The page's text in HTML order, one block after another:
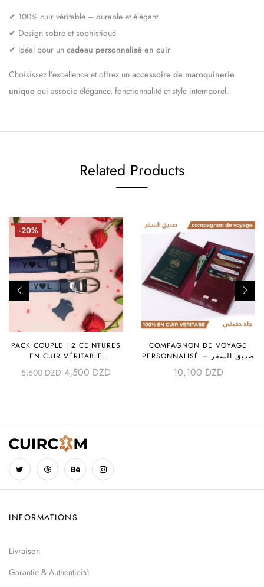
✔ 100% cuir véritable – durable et élégant
✔ Design sobre et sophistiqué
✔ Idéal pour un cadeau personnalisé en cuir
Choisissez l’excellence et offrez un accessoire de maroquinerie
unique qui associe élégance, fonctionnalité et style intemporel.
Related Products
-20%
PACK COUPLE | 2 CEINTURES
EN CUIR VÉRITABLE
PERSONNALISÉES
5,600DZD 4,500 DZD
COMPAGNON DE VOYAGE
PERSONNALISÉ – صديق السفر
10,100 DZD
INFORMATIONS
Livraison
Garantie & Authenticité